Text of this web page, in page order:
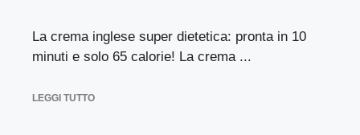
La crema inglese super dietetica: pronta in 10
minuti e solo 65 calorie! La crema ...
LEGGI TUTTO